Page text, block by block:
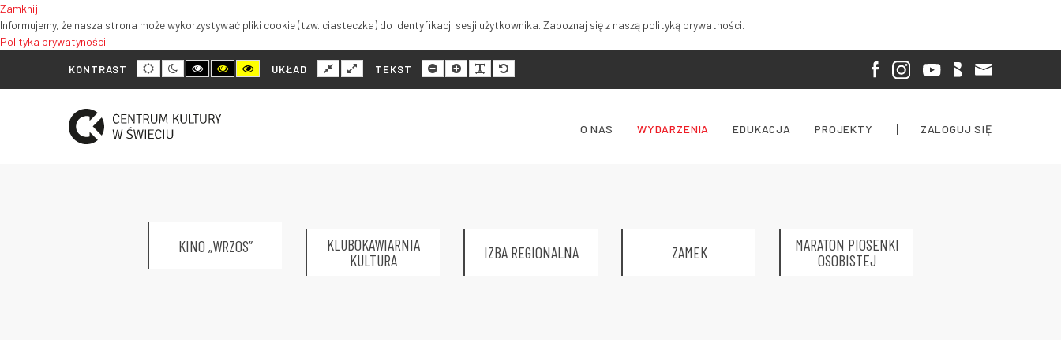
Zamknij
Informujemy, że nasza strona może wykorzystywać pliki cookie (tzw. ciasteczka) do identyfikacji sesji użytkownika. Zapoznaj się z naszą polityką prywatności.
Polityka prywatyności
KONTRAST
Tryb
domyślny
Tryb
nocny
Tryb
wysokiego
kontrastu
biały
Tryb
wysokiego
kontrastu
Tryb
wysokiego
kontrastu
UKŁAD
Normalny
układ
Szeroki
układ
TEKST
Mniejszy
rozmiar
tekstu
Większy
rozmiar
tekstu
Czytelność
tekstu
Domyślny
rozmiar
tekstu
O NAS WYDARZENIA EDUKACJA PROJEKTY ZALOGUJ SIĘ
KINO „WRZOS”
KLUBOKAWIARNIA
KULTURA
IZBA REGIONALNA ZAMEK
MARATON PIOSENKI
OSOBISTEJ